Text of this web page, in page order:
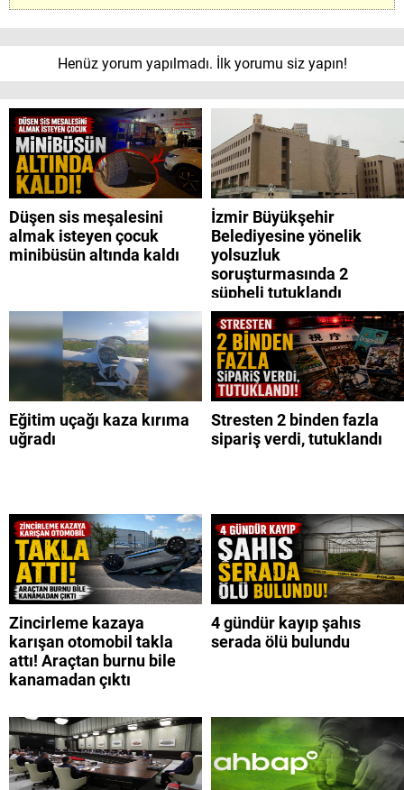
Henüz yorum yapılmadı. İlk yorumu siz yapın!
Düşen sis meşalesini
almak isteyen çocuk
minibüsün altında kaldı
İzmir Büyükşehir
Belediyesine yönelik
yolsuzluk
soruşturmasında 2
şüpheli tutuklandı
Eğitim uçağı kaza kırıma
uğradı
Stresten 2 binden fazla
sipariş verdi, tutuklandı
Zincirleme kazaya
karışan otomobil takla
attı! Araçtan burnu bile
kanamadan çıktı
4 gündür kayıp şahıs
serada ölü bulundu